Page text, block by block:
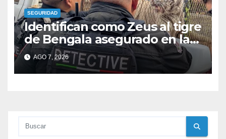
SEGURIDAD
Identifican como Zeus al tigre
de Bengala asegurado en la
colonia Fronteriza; afirman
que hay más animales
exóticos
AGO 7, 2026